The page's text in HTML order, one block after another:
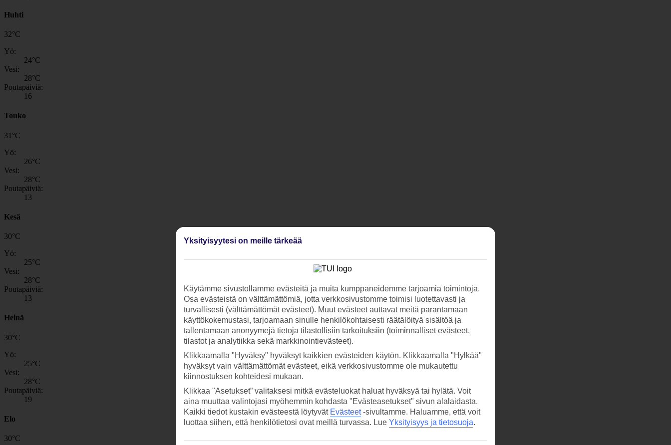
Huhti
32°C
Yö:
24°C
Vesi:
28°C
Poutapäiviä:
16
Touko
31 °C
Yö:
26°C
Vesi:
28°C
Poutapäiviä:
13
Kesä
30°C
Yö:
25°C
Vesi:
28°C
Poutapäiviä:
13
Heinä
30°C
Yö:
25°C
Vesi:
28°C
Poutapäiviä:
19
Elo
30°C
Yksityisyytesi on meille tärkeää
Käytämme sivustollamme evästeitä ja muita kumppaneidemme tarjoamia toimintoja.
Osa evästeistä on välttämättömiä, jotta verkkosivustomme toimisi luotettavasti ja
turvallisesti (välttämättömät evästeet). Muut evästeet auttavat meitä parantamaan
käyttökokemustasi, tarjoamaan sinulle henkilökohtaisesti räätälöityä sisältöä ja
tallentamaan anonyymejä tietoja tilastollisiin tarkoituksiin (toiminnalliset evästeet,
tilastot ja analytiikka sekä markkinointievästeet).
Klikkaamalla "Hyväksy" hyväksyt kaikkien evästeiden käytön. Klikkaamalla "Hylkää"
hyväksyt vain välttämättömät evästeet, eikä verkkosivustomme ole mukautettu
kiinnostuksen kohteidesi mukaan.
Klikkaa "Asetukset” valitaksesi mitkä evästeluokat haluat hyväksyä tai hylätä. Voit
aina muuttaa valintojasi myöhemmin kohdasta "Evästeasetukset" sivun alalaidasta.
Kaikki tiedot kustakin evästeestä löytyvät Evästeet-sivultamme. Haluamme, että voit
luottaa siihen, että henkilötietosi ovat meillä turvassa. Lue Yksityisyys ja tietosuoja.